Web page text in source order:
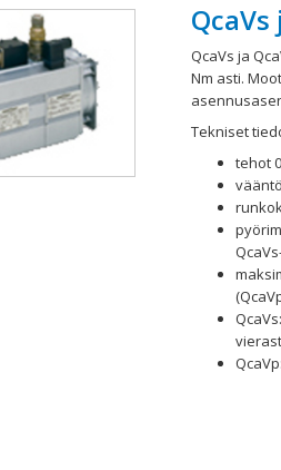
QcaVs ja
Nm asti.
Tekniset
tehot